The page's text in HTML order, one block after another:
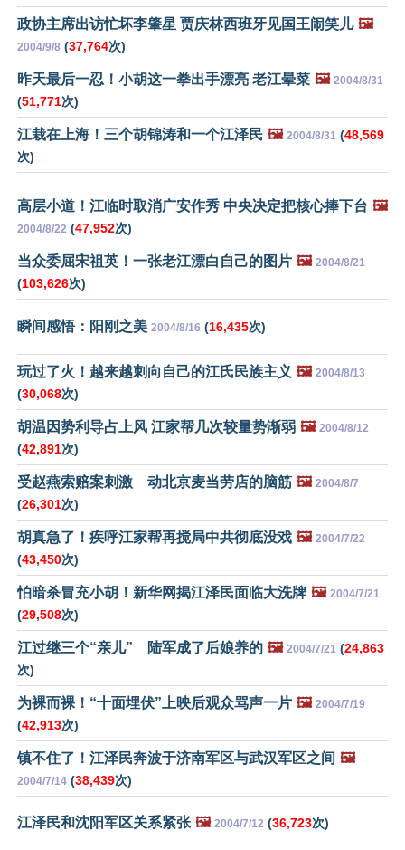
政协主席出访忙坏李肇星 贾庆林西班牙见国王闹笑儿 🖼️
2004/9/8 (37,764次)
昨天最后一忍！小胡这一拳出手漂亮 老江晕菜 🖼️ 2004/8/31
(51,771次)
江栽在上海！三个胡锦涛和一个江泽民 🖼️ 2004/8/31 (48,569
次)
高层小道！江临时取消广安作秀 中央决定把核心捧下台 🖼️
2004/8/22 (47,952次)
当众委屈宋祖英！一张老江漂白自己的图片 🖼️ 2004/8/21
(103,626次)
瞬间感悟：阳刚之美 2004/8/16 (16,435次)
玩过了火！越来越刺向自己的江氏民族主义 🖼️ 2004/8/13
(30,068次)
胡温因势利导占上风 江家帮几次较量势渐弱 🖼️ 2004/8/12
(42,891次)
受赵燕索赔案刺激 动北京麦当劳店的脑筋 🖼️ 2004/8/7
(26,301次)
胡真急了！疾呼江家帮再搅局中共彻底没戏 🖼️ 2004/7/22
(43,450次)
怕暗杀冒充小胡！新华网揭江泽民面临大洗牌 🖼️ 2004/7/21
(29,508次)
江过继三个“亲儿” 陆军成了后娘养的 🖼️ 2004/7/21 (24,863
次)
为裸而裸！“十面埋伏”上映后观众骂声一片 🖼️ 2004/7/19
(42,913次)
镇不住了！江泽民奔波于济南军区与武汉军区之间 🖼️
2004/7/14 (38,439次)
江泽民和沈阳军区关系紧张 🖼️ 2004/7/12 (36,723次)